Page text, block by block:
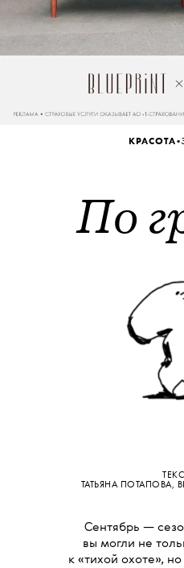
КРАСОТА•
По
ТАТЬЯНА ПОТАПОВА,
Сентябрь —
вы могли не
к «тихой охоте»,